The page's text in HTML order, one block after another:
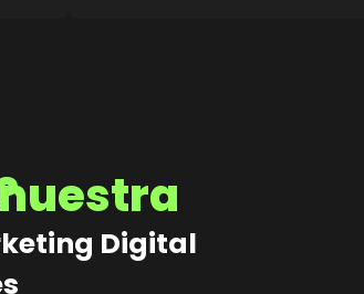
Digital